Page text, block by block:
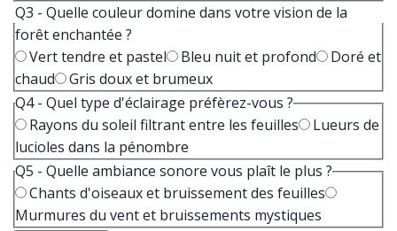
Q3 - Quelle couleur domine dans votre vision de la
forêt enchantée ?
Vert tendre et pastel
Bleu nuit et profond
Doré et
chaud
Gris doux et brumeux
Q4 - Quel type d'éclairage préfèrez-vous ?
Rayons du soleil filtrant entre les feuilles
Lueurs de
lucioles dans la pénombre
Q5 - Quelle ambiance sonore vous plaît le plus ?
Chants d'oiseaux et bruissement des feuilles
Murmures du vent et bruissements mystiques